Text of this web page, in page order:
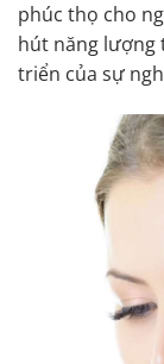
phúc thọ cho
hút năng lượng
triển của sự